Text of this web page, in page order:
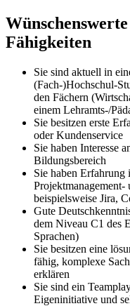
Fähigkeiten
Sie sind aktuell in
(Fach-)Hochschul-
den Fächern
einem Lehramts-/
Sie besitzen erste
oder Kundenservice
Sie haben Interesse
Bildungsbereich
Sie haben
beispielsweise Jira,
Gute
dem Niveau C1 des
Sprachen)
Sie besitzen eine
fähig, komplexe
erklären
Sie sind ein
Eigeninitiative und